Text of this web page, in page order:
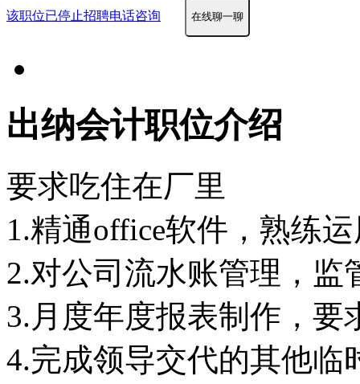
该职位已停止招聘电话咨询 在线聊一聊
出纳会计职位介绍
要求吃住在厂里
1.精通office软件，熟练
2.对公司流水账管理，监
3.月度年度报表制作，要
4.完成领导交代的其他临